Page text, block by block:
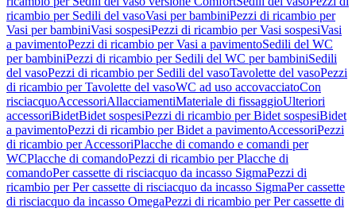
ricambio per Sedili del vasoVasi per bambiniPezzi di ricambio per
Vasi per bambiniVasi sospesiPezzi di ricambio per Vasi sospesiVasi
a pavimentoPezzi di ricambio per Vasi a pavimentoSedili del WC
per bambiniPezzi di ricambio per Sedili del WC per bambiniSedili
del vasoPezzi di ricambio per Sedili del vasoTavolette del vasoPezzi
di ricambio per Tavolette del vasoWC ad uso accovacciatoCon
risciacquoAccessoriAllacciamentiMateriale di fissaggioUlteriori
accessoriBidetBidet sospesiPezzi di ricambio per Bidet sospesiBidet
a pavimentoPezzi di ricambio per Bidet a pavimentoAccessoriPezzi
di ricambio per AccessoriPlacche di comando e comandi per
WCPlacche di comandoPezzi di ricambio per Placche di
comandoPer cassette di risciacquo da incasso SigmaPezzi di
ricambio per Per cassette di risciacquo da incasso SigmaPer cassette
di risciacquo da incasso OmegaPezzi di ricambio per Per cassette di